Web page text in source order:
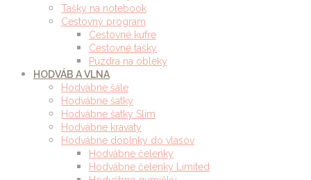
Tašky na notebook
Cestovný program
Cestovné kufre
Cestovné tašky
Púzdra na obleky
HODVÁB A VLNA
Hodvábne šále
Hodvábne šatky
Hodvábne šatky Slim
Hodvábne kravaty
Hodvábne doplnky do vlasov
Hodvábne čelenky
Hodvábne čelenky Limited